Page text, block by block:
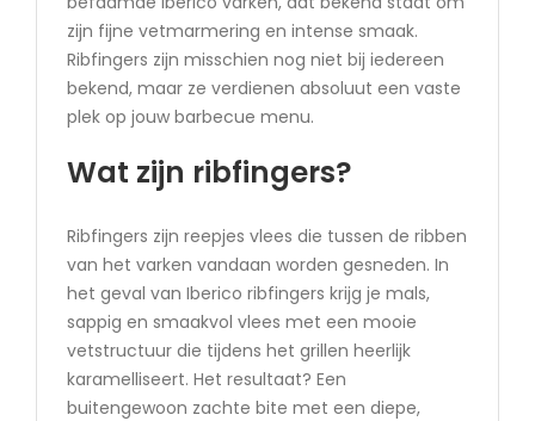
zijn fijne vetmarmering en intense smaak.
Ribfingers zijn misschien nog niet bij iedereen
bekend, maar ze verdienen absoluut een vaste
plek op jouw barbecue menu.
Wat zijn ribfingers?
Ribfingers zijn reepjes vlees die tussen de ribben
van het varken vandaan worden gesneden. In
het geval van Iberico ribfingers krijg je mals,
sappig en smaakvol vlees met een mooie
vetstructuur die tijdens het grillen heerlijk
karamelliseert. Het resultaat? Een
buitengewoon zachte bite met een diepe,